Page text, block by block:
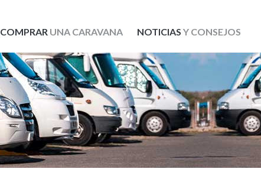
COMPRARUNA CARAVANA NOTICIAS Y CONSEJOS